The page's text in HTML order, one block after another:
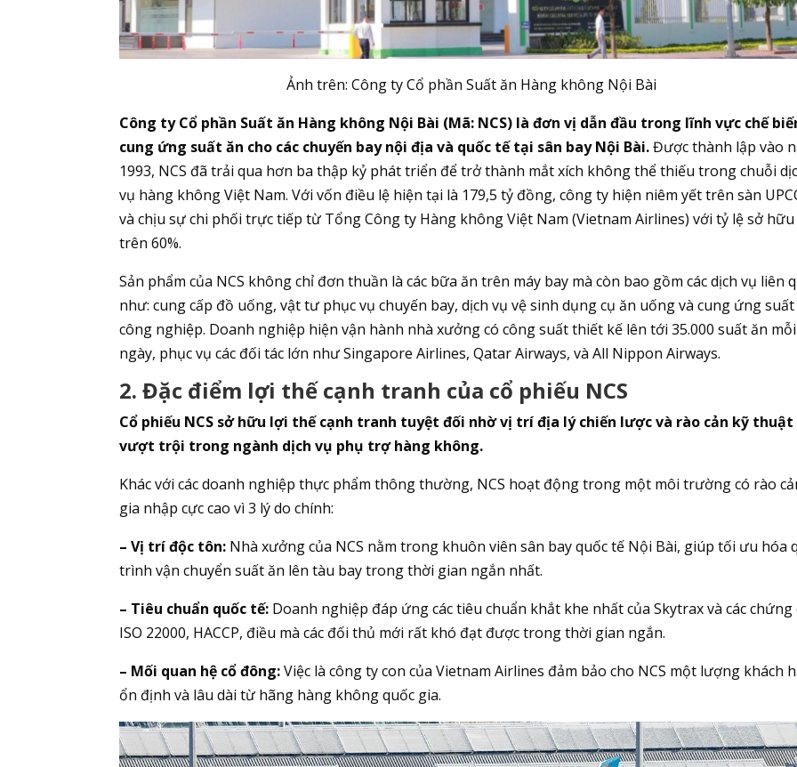
Ảnh trên: Công ty Cổ phần Suất ăn Hàng không Nội Bài
Công ty Cổ phần Suất ăn Hàng không Nội Bài (Mã: NCS) là đơn vị dẫn đầu trong lĩnh vực chế
cung ứng suất ăn cho các chuyến bay nội địa và quốc tế tại sân bay Nội Bài.Được thành lập vào
1993, NCS đã trải qua hơn ba thập kỷ phát triển để trở thành mắt xích không thể thiếu trong chuỗi
vụ hàng không Việt Nam. Với vốn điều lệ hiện tại là 179,5 tỷ đồng, công ty hiện niêm yết trên sàn
và chịu sự chi phối trực tiếp từ Tổng Công ty Hàng không Việt Nam (Vietnam Airlines) với tỷ lệ sở hữu
trên 60%.
Sản phẩm của NCS không chỉ đơn thuần là các bữa ăn trên máy bay mà còn bao gồm các dịch vụ liên
như: cung cấp đồ uống, vật tư phục vụ chuyến bay, dịch vụ vệ sinh dụng cụ ăn uống và cung ứng
công nghiệp. Doanh nghiệp hiện vận hành nhà xưởng có công suất thiết kế lên tới 35.000 suất ăn mỗi
ngày, phục vụ các đối tác lớn như Singapore Airlines, Qatar Airways, và All Nippon Airways.
2. Đặc điểm lợi thế cạnh tranh của cổ phiếu NCS
Cổ phiếu NCS sở hữu lợi thế cạnh tranh tuyệt đối nhờ vị trí địa lý chiến lược và rào cản kỹ thuật
vượt trội trong ngành dịch vụ phụ trợ hàng không.
Khác với các doanh nghiệp thực phẩm thông thường, NCS hoạt động trong một môi trường có rào
gia nhập cực cao vì 3 lý do chính:
– Vị trí độc tôn: Nhà xưởng của NCS nằm trong khuôn viên sân bay quốc tế Nội Bài, giúp tối ưu hóa
trình vận chuyển suất ăn lên tàu bay trong thời gian ngắn nhất.
– Tiêu chuẩn quốc tế: Doanh nghiệp đáp ứng các tiêu chuẩn khắt khe nhất của Skytrax và các chứng
ISO 22000, HACCP, điều mà các đối thủ mới rất khó đạt được trong thời gian ngắn.
– Mối quan hệ cổ đông:Việc là công ty con của Vietnam Airlines đảm bảo cho NCS một lượng khách
ổn định và lâu dài từ hãng hàng không quốc gia.